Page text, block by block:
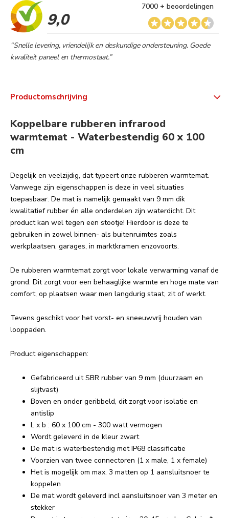
9,0
7000 + beoordelingen
“Snelle levering, vriendelijk en deskundige ondersteuning. Goede
kwaliteit paneel en thermostaat.”
Productomschrijving
Koppelbare rubberen infrarood
warmtemat - Waterbestendig 60 x 100
cm
Degelijk en veelzijdig, dat typeert onze rubberen warmtemat.
Vanwege zijn eigenschappen is deze in veel situaties
toepasbaar. De mat is namelijk gemaakt van 9 mm dik
kwalitatief rubber én alle onderdelen zijn waterdicht. Dit
product kan wel tegen een stootje! Hierdoor is deze te
gebruiken in zowel binnen- als buitenruimtes zoals
werkplaatsen, garages, in marktkramen enzovoorts.
De rubberen warmtemat zorgt voor lokale verwarming vanaf de
grond. Dit zorgt voor een behaaglijke warmte en hoge mate van
comfort, op plaatsen waar men langdurig staat, zit of werkt.
Tevens geschikt voor het vorst- en sneeuwvrij houden van
looppaden.
Product eigenschappen:
Gefabriceerd uit SBR rubber van 9 mm (duurzaam en
slijtvast)
Boven en onder geribbeld, dit zorgt voor isolatie en
antislip
L x b : 60 x 100 cm - 300 watt vermogen
Wordt geleverd in de kleur zwart
De mat is waterbestendig met IP68 classificatie
Voorzien van twee connectoren (1 x male, 1 x female)
Het is mogelijk om max. 3 matten op 1 aansluitsnoer te
koppelen
De mat wordt geleverd incl aansluitsnoer van 3 meter en
stekker